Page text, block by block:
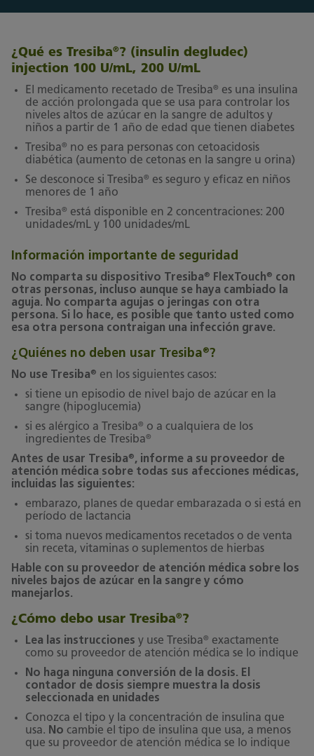
¿Qué es Tresiba®? (insulin degludec)
injection 100 U/mL, 200 U/mL
El medicamento recetado de Tresiba®
es una insulina
de acción prolongada que se usa para controlar los
niveles altos de azúcar en la sangre de adultos y
niños a partir de 1 año de edad que tienen diabetes
Tresiba®
no es para personas con cetoacidosis
diabética (aumento de cetonas en la sangre u orina)
Se desconoce si Tresiba®
es seguro y eficaz en niños
menores de 1 año
Tresiba®
está disponible en 2 concentraciones: 200
unidades/mL y 100 unidades/mL
Información importante de seguridad
No comparta su dispositivo Tresiba ® FlexTouch ®
con
otras personas, incluso aunque se haya cambiado la
aguja. No comparta agujas o jeringas con otra
persona. Si lo hace, es posible que tanto usted como
esa otra persona contraigan una infección grave.
¿Quiénes no deben usar Tresiba®?
No use Tresiba ®
en los siguientes casos:
si tiene un episodio de nivel bajo de azúcar en la
sangre (hipoglucemia)
si es alérgico a Tresiba®
o a cualquiera de los
ingredientes de Tresiba®
Antes de usar Tresiba ® , informe a su proveedor de
atención médica sobre todas sus afecciones médicas,
incluidas las siguientes:
embarazo, planes de quedar embarazada o si está en
período de lactancia
si toma nuevos medicamentos recetados o de venta
sin receta, vitaminas o suplementos de hierbas
Hable con su proveedor de atención médica sobre los
niveles bajos de azúcar en la sangre y cómo
manejarlos.
¿Cómo debo usar Tresiba®?
Lea las instrucciones y use Tresiba®
exactamente
como su proveedor de atención médica se lo indique
No haga ninguna conversión de la dosis. El
contador de dosis siempre muestra la dosis
seleccionada en unidades
Conozca el tipo y la concentración de insulina que
usa. No cambie el tipo de insulina que usa, a menos
que su proveedor de atención médica se lo indique